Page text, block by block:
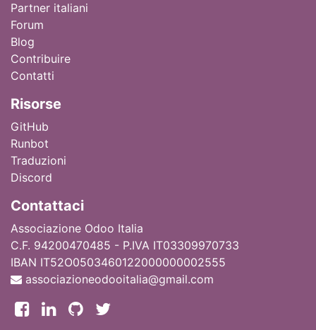
Partner italiani
Forum
Blog
Contribuire
Contatti
Risorse
GitHub
Runbot
Traduzioni
Discord
Contattaci
Associazione Odoo Italia
C.F. 94200470485 - P.IVA IT03309970733
IBAN IT52O0503460122000000002555
associazioneodooitalia@gmail.com